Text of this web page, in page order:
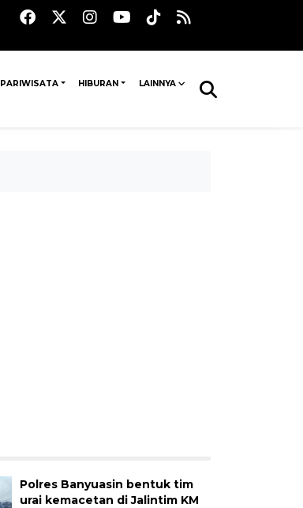
PARIWISATA HIBURAN LAINNYA
Polres Banyuasin bentuk tim
urai kemacetan di Jalintim KM